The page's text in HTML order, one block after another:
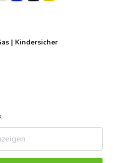
| Kindersicher